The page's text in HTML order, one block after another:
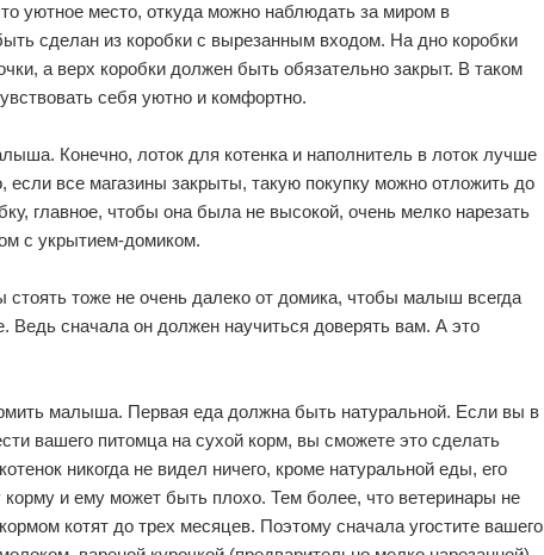
уютное место, откуда можно наблюдать за миром в
сделан из коробки с вырезанным входом. На дно коробки
а верх коробки должен быть обязательно закрыт. В таком
себя уютно и комфортно.
Конечно, лоток для котенка и наполнитель в лоток лучше
если все магазины закрыты, такую покупку можно отложить до
главное, чтобы она была не высокой, очень мелко нарезать
с укрытием-домиком.
тоже не очень далеко от домика, чтобы малыш всегда
Ведь сначала он должен научиться доверять вам. А это
малыша. Первая еда должна быть натуральной. Если вы в
вашего питомца на сухой корм, вы сможете это сделать
никогда не видел ничего, кроме натуральной еды, его
и ему может быть плохо. Тем более, что ветеринары не
котят до трех месяцев. Поэтому сначала угостите вашего